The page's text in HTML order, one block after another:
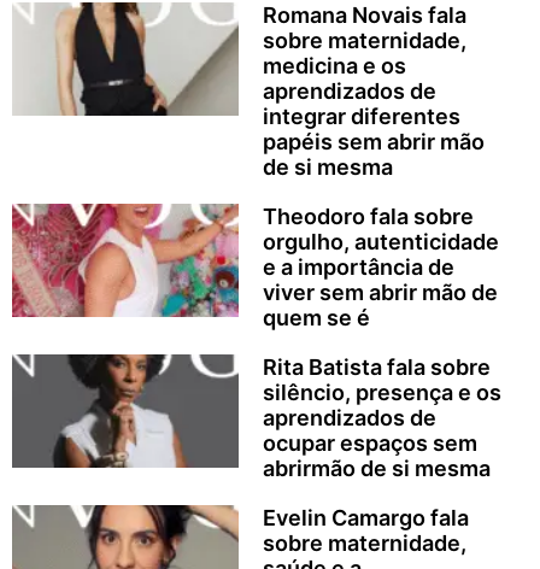
Romana Novais fala
sobre maternidade,
medicina e os
aprendizados de
integrar diferentes
papéis sem abrir mão
de si mesma
Theodoro fala sobre
orgulho, autenticidade
e a importância de
viver sem abrir mão de
quem se é
Rita Batista fala sobre
silêncio, presença e os
aprendizados de
ocupar espaços sem
abrirmão de si mesma
Evelin Camargo fala
sobre maternidade,